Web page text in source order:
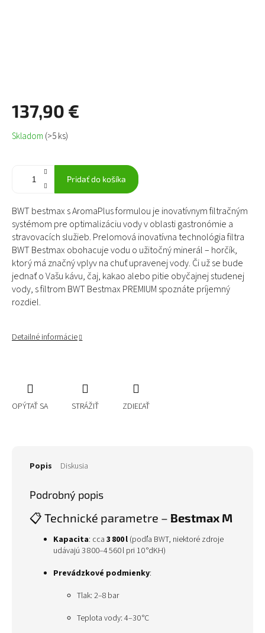
137,90 €
Jednotková
cena:
Skladom (>5 ks)
Pridať do košíka
BWT bestmax s AromaPlus formulou je inovatívnym filtračným
systémom pre optimalizáciu vody v oblasti gastronómie a
stravovacích služieb. Prelomová inovatívna technológia filtra
BWT Bestmax obohacuje vodu o užitočný minerál – horčík,
ktorý má značný vplyv na chuť upravenej vody. Či už se bude
jednať o Vašu kávu, čaj, kakao alebo pitie obyčajnej studenej
vody, s filtrom BWT Bestmax PREMIUM spoznáte príjemný
rozdiel.
Detailné informácie
OPÝTAŤ SA STRÁŽIŤ ZDIEĽAŤ
Popis Diskusia
Podrobný popis
📋 Technické parametre – Bestmax M
Kapacita: cca 3 800 l (podľa BWT, niektoré zdroje
udávajú 3 800–4 560 l pri 10 °dKH)
Prevádzkové podmienky:
Tlak: 2–8 bar
Teplota vody: 4–30 °C